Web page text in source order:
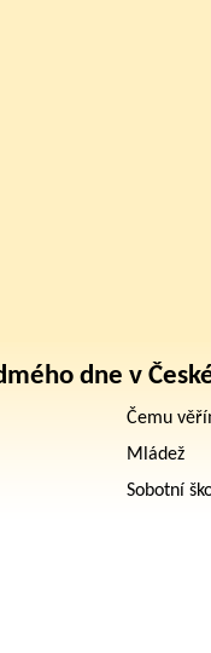
dne v
Čemu
Mládež
Sobotní